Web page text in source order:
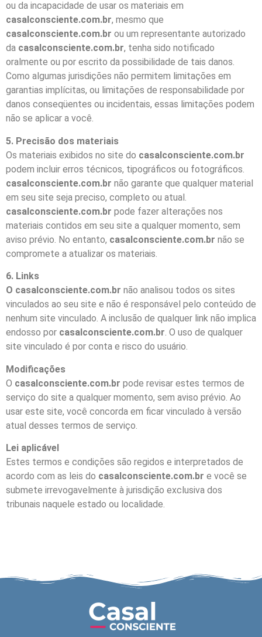
ou da incapacidade de usar os materiais em
casalconsciente.com.br, mesmo que
casalconsciente.com.br ou um representante autorizado
da casalconsciente.com.br, tenha sido notificado
oralmente ou por escrito da possibilidade de tais danos.
Como algumas jurisdições não permitem limitações em
garantias implícitas, ou limitações de responsabilidade por
danos conseqüentes ou incidentais, essas limitações podem
não se aplicar a você.
5. Precisão dos materiais
Os materiais exibidos no site do casalconsciente.com.br
podem incluir erros técnicos, tipográficos ou fotográficos.
casalconsciente.com.br não garante que qualquer material
em seu site seja preciso, completo ou atual.
casalconsciente.com.br pode fazer alterações nos
materiais contidos em seu site a qualquer momento, sem
aviso prévio. No entanto, casalconsciente.com.br não se
compromete a atualizar os materiais.
6. Links
O casalconsciente.com.br não analisou todos os sites
vinculados ao seu site e não é responsável pelo conteúdo de
nenhum site vinculado. A inclusão de qualquer link não implica
endosso por casalconsciente.com.br. O uso de qualquer
site vinculado é por conta e risco do usuário.
Modificações
O casalconsciente.com.br pode revisar estes termos de
serviço do site a qualquer momento, sem aviso prévio. Ao
usar este site, você concorda em ficar vinculado à versão
atual desses termos de serviço.
Lei aplicável
Estes termos e condições são regidos e interpretados de
acordo com as leis do casalconsciente.com.br e você se
submete irrevogavelmente à jurisdição exclusiva dos
tribunais naquele estado ou localidade.